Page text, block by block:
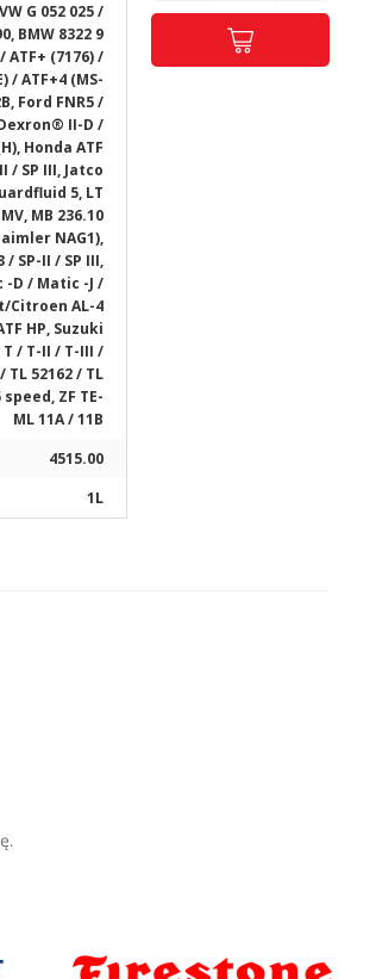
G 052 025 /
BMW 8322 9
ATF+ (7176) /
/ ATF+4 (MS-
Ford FNR5 /
II-D /
Honda ATF
/ SP III, Jatco
5, LT
MB 236.10
NAG1),
SP-II / SP III,
D / Matic -J /
Citroen AL-4
HP, Suzuki
T / T-II / T-III /
TL 52162 / TL
ZF TE-
ML 11A / 11B
4515.00
1L